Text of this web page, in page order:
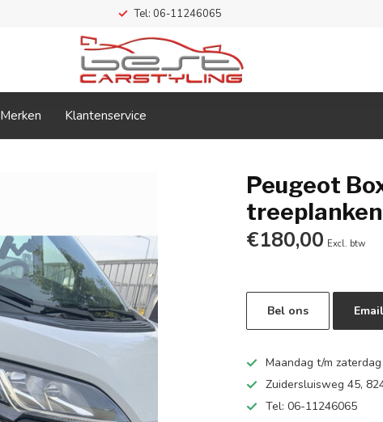
Tel: 06-11246065
Merken Klantenservice
Peugeot
€180,00 Excl. btw
Bel ons
Maandag t/m
Zuidersluisweg 45,
Tel: 06-11246065